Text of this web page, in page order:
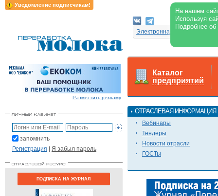
Уведомление подписчикам!
На нашем
Используя
Подробнее
Электронная версия
Разместить рекламу
запомнить
Регистрация | Я забыл пароль
ПОДПИСКА НА ЖУРНАЛ
Каталог
предприятий
ОТРАСЛЕВАЯ ИНФОРМАЦИЯ
Вебинары
Тендеры
Новости отрасли
ГОСТы